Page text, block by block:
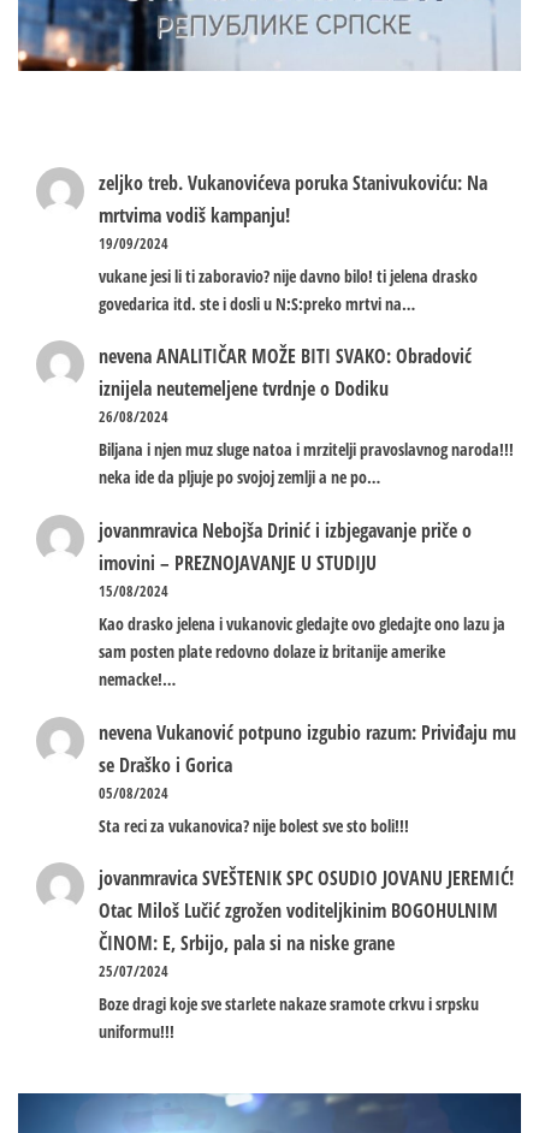
zeljko treb.Vukanovićeva poruka Stanivukoviću: Na
mrtvima vodiš kampanju!
19/09/2024
vukane jesi li ti zaboravio? nije davno bilo! ti jelena drasko
govedarica itd. ste i dosli u N:S:preko mrtvi na…
nevenaANALITIČAR MOŽE BITI SVAKO: Obradović
iznijela neutemeljene tvrdnje o Dodiku
26/08/2024
Biljana i njen muz sluge natoa i mrzitelji pravoslavnog naroda!!!
neka ide da pljuje po svojoj zemlji a ne po…
jovanmravica Nebojša Drinić i izbjegavanje priče o
imovini – PREZNOJAVANJE U STUDIJU
15/08/2024
Kao drasko jelena i vukanovic gledajte ovo gledajte ono lazu ja
sam posten plate redovno dolaze iz britanije amerike
nemacke!…
nevenaVukanović potpuno izgubio razum: Priviđaju mu
se Draško i Gorica
05/08/2024
Sta reci za vukanovica? nije bolest sve sto boli!!!
jovanmravicaSVEŠTENIK SPC OSUDIO JOVANU JEREMIĆ!
Otac Miloš Lučić zgrožen voditeljkinim BOGOHULNIM
ČINOM: E, Srbijo, pala si na niske grane
25/07/2024
Boze dragi koje sve starlete nakaze sramote crkvu i srpsku
uniformu!!!